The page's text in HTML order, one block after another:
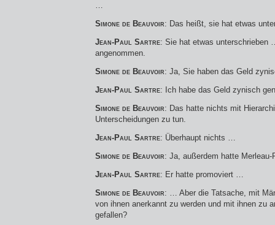
…
Simone de Beauvoir: Das heißt, sie hat etwas
Jean-Paul Sartre: Sie hat etwas unterschrieben
angenommen.
Simone de Beauvoir: Ja, Sie haben das Geld
Jean-Paul Sartre: Ich habe das Geld zynisch
Simone de Beauvoir: Das hatte nichts mit
Unterscheidungen zu tun.
Jean-Paul Sartre: Überhaupt nichts …
Simone de Beauvoir: Ja, außerdem hatte
Jean-Paul Sartre: Er hatte promoviert …
Simone de Beauvoir: … Aber die Tatsache, mit
von ihnen anerkannt zu werden und mit ihnen zu
gefallen?